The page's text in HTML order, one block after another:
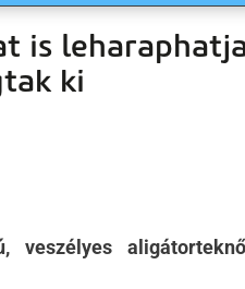
is
ki
veszélyes